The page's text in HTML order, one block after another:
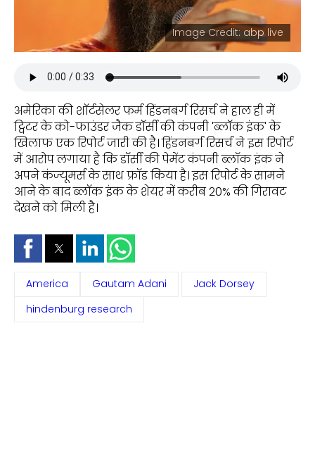
Image Credit: abp live
अमेरिका की शॉर्टसेलर फर्म हिंडनबर्ग रिसर्च ने हाल ही में
ट्विटर के को-फाउंडर जैक डॉर्सी की कंपनी 'ब्लॉक इंक' के
खिलाफ एक रिपोर्ट जारी की है। हिंडनबर्ग रिसर्च ने इस रिपोर्ट
में आरोप लगाया है कि डॉर्सी की पेमेंट कंपनी ब्लॉक इंक ने
अपने कंज्यूमर्स के साथ फ्रॉड किया है। इस रिपोर्ट के सामने
आने के बाद ब्लॉक इंक के शेयर में करीब 20% की गिरावट
देखने को मिली है।
America Gautam Adani
Jack Dorsey
hindenburg research